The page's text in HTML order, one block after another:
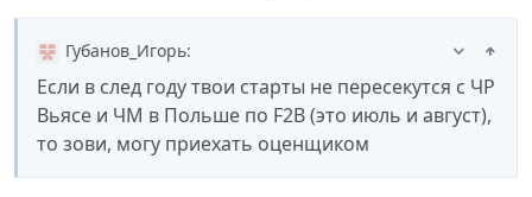
Губанов_Игорь:
Если в след году твои старты не пересекутся с ЧР
Вьясе и ЧМ в Польше по F2B (это июль и август),
то зови, могу приехать оценщиком